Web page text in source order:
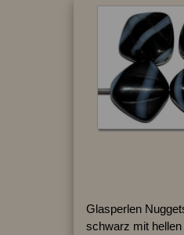
Glasperlen
schwarz mit hellen